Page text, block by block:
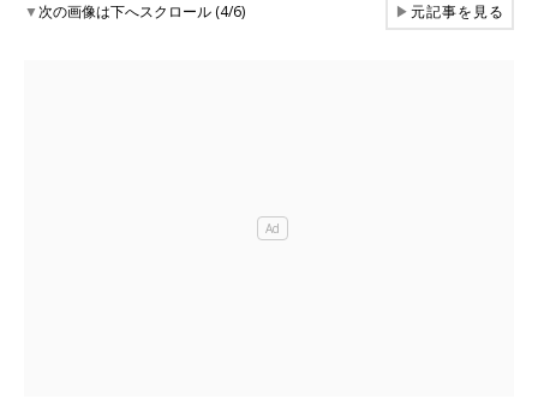
▼次の画像は下へスクロール (4/6) ▶元記事を見る